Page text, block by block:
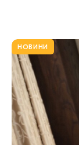
НОВИНИ